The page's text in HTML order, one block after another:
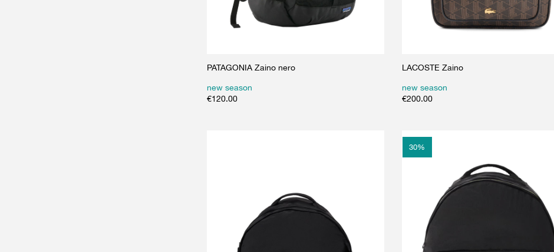
PATAGONIA Zaino nero
new season
€120.00
LACOSTE Zaino
new season
€200.00
30%